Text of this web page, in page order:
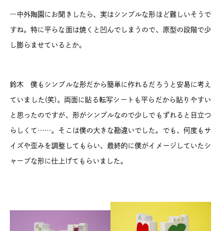
―中外陶園にお聞きしたら、実はシンプルな形ほど難しいそうで
すね。特に平らな面は焼くと凹んでしまうので、原型の段階で少
し膨らませているとか。
鈴木 僕もシンプルな形だから簡単に作れるだろうと安易に考え
ていました(笑)。両面に貼る転写シートも平らだから貼りやすい
と思ったのですが、形がシンプルなので少しでもずれると目立つ
らしくて……。そこは僕の大きな勘違いでした。でも、何度もサ
イズや歪みを調整してもらい、最終的に僕がイメージしていたシ
ャープな形に仕上げてもらいました。